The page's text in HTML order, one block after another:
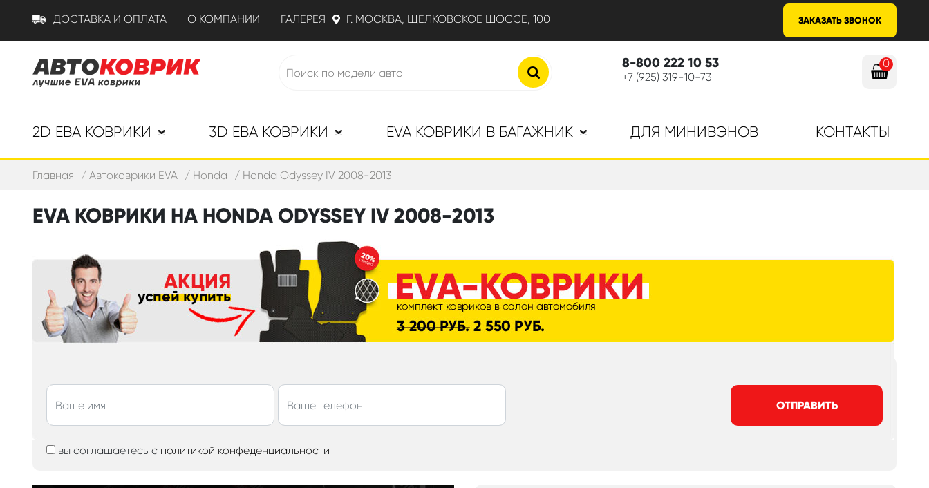
ДОСТАВКА И ОПЛАТА О КОМПАНИИ ГАЛЕРЕЯ Г. МОСКВА, ЩЕЛКОВСКОЕ ШОССЕ, 100 ЗАКАЗАТЬ ЗВОНОК
8-800 222 10 53
+7 (925) 319-10-73
0
2D ЕВА КОВРИКИ 3D ЕВА КОВРИКИ EVA КОВРИКИ В БАГАЖНИК ДЛЯ МИНИВЭНОВ КОНТАКТЫ
Главная Автоковрики EVA Honda Honda Odyssey IV 2008-2013
EVA КОВРИКИ НА HONDA ODYSSEY IV 2008-2013
ОТПРАВИТЬ
вы соглашаетесь с политикой конфеденциальности